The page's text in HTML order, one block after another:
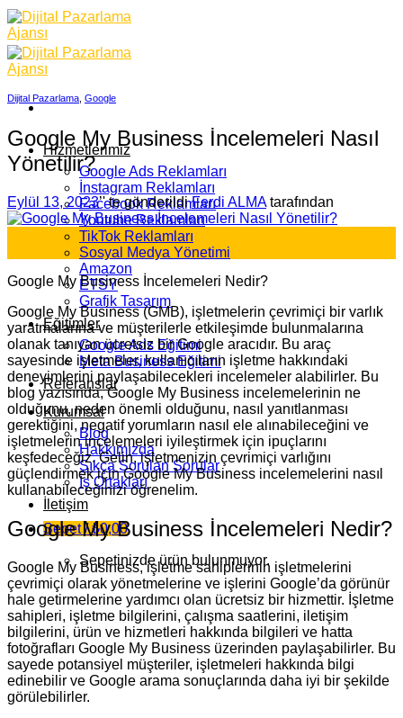
Skip
to
content
Hizmetlerimiz
Google Ads Reklamları
İnstagram Reklamları
Facebook Reklamları
Youtube Reklamları
TikTok Reklamları
Sosyal Medya Yönetimi
Amazon
ETSY
Grafik Tasarım
Eğitimler
Google Ads Eğitimi
Meta Business Eğitimi
Referanslar
Kurumsal
Blog
Hakkımızda
Sıkça Sorulan Sorular
İş Ortakları
İletişim
Sepet /₺0,00
Sepetinizde ürün bulunmuyor.
Dijital Pazarlama Google
Google My Business İncelemeleri Nasıl
Yönetilir?
Eylül 13, 2023’' te gönderildi Ferdi ALMAtarafından
Google My Business İncelemeleri Nedir?
Google My Business (GMB), işletmelerin çevrimiçi bir varlık
yaratmalarına ve müşterilerle etkileşimde bulunmalarına
olanak tanıyan ücretsiz bir Google aracıdır. Bu araç
sayesinde işletmeler, kullanıcıların işletme hakkındaki
deneyimlerini paylaşabilecekleri incelemeler alabilirler. Bu
blog yazısında, Google My Business incelemelerinin ne
olduğunu, neden önemli olduğunu, nasıl yanıtlanması
gerektiğini, negatif yorumların nasıl ele alınabileceğini ve
işletmelerin incelemeleri iyileştirmek için ipuçlarını
keşfedeceğiz. Gelin, işletmenizin çevrimiçi varlığını
güçlendirmek için Google My Business incelemelerini nasıl
kullanabileceğinizi öğrenelim.
Google My Business İncelemeleri Nedir?
Google My Business, işletme sahiplerinin işletmelerini
çevrimiçi olarak yönetmelerine ve işlerini Google’da görünür
hale getirmelerine yardımcı olan ücretsiz bir hizmettir. İşletme
sahipleri, işletme bilgilerini, çalışma saatlerini, iletişim
bilgilerini, ürün ve hizmetleri hakkında bilgileri ve hatta
fotoğrafları Google My Business üzerinden paylaşabilirler. Bu
sayede potansiyel müşteriler, işletmeleri hakkında bilgi
edinebilir ve Google arama sonuçlarında daha iyi bir şekilde
görülebilirler.